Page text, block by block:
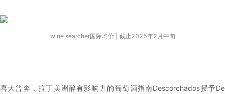
wine searcher国际均价 | 截止2025年2月中旬
喜大普奔，拉丁美洲醉有影响力的葡萄酒指南Descorchados授予De